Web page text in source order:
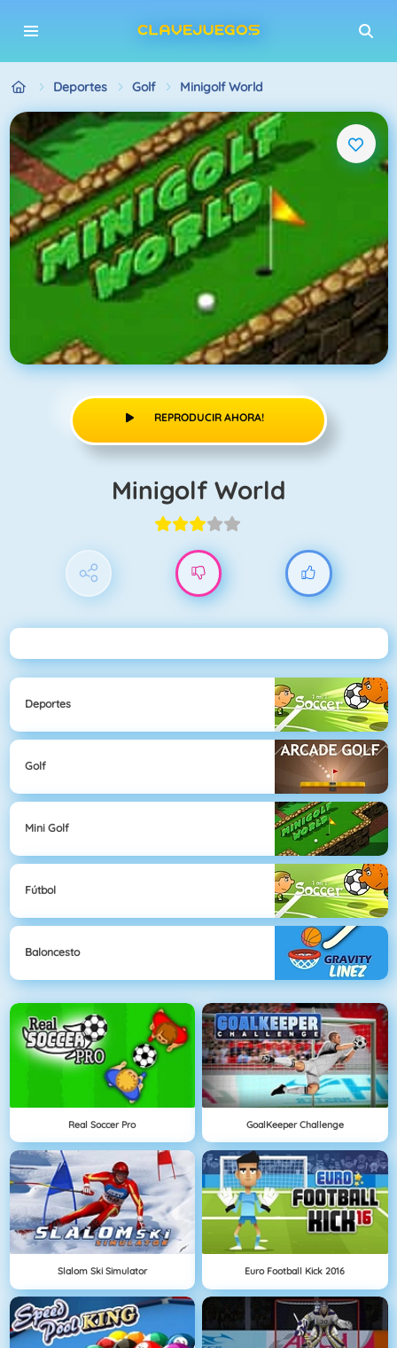
Deportes Golf Minigolf World
REPRODUCIR AHORA!
Minigolf World
Deportes
Golf
Mini Golf
Fútbol
Baloncesto
Real Soccer Pro GoalKeeper Challenge
Slalom Ski Simulator Euro Football Kick 2016